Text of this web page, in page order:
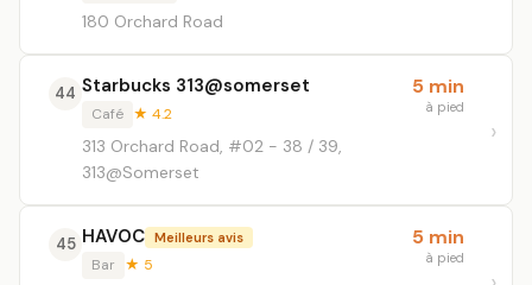
180 Orchard Road
44 Starbucks 313@somerset
Café ★ 4.2
313 Orchard Road, #02 - 38 / 39,
313@Somerset
5 min
à pied
45 HAVOC Meilleurs avis
Bar ★ 5
5 min
à pied